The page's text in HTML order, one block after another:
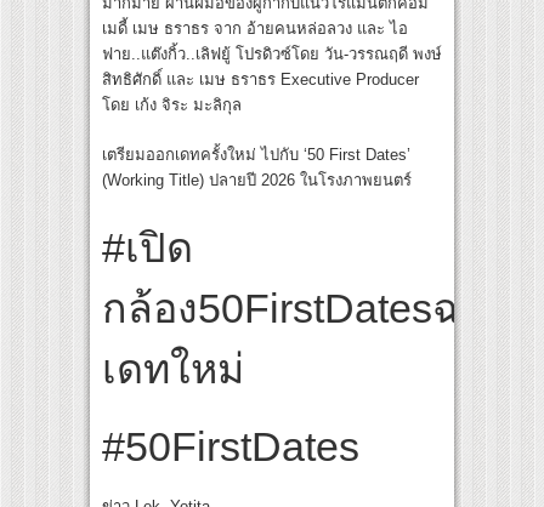
เมดี้ เมษ ธราธร จาก อ้ายคนหล่อลวง และ ไอ
ฟาย..แต๊งกิ้ว..เลิฟยู้ โปรดิวซ์โดย วัน-วรรณฤดี พงษ์
สิทธิศักดิ์ และ เมษ ธราธร Executive Producer
โดย เก้ง จิระ มะลิกุล
เตรียมออกเดทครั้งใหม่ ไปกับ ‘50 First Dates’
(Working Title) ปลายปี 2026 ในโรงภาพยนตร์
#เปิด
กล้อง50FirstDatesฉบับ
เดทใหม่
#50FirstDates